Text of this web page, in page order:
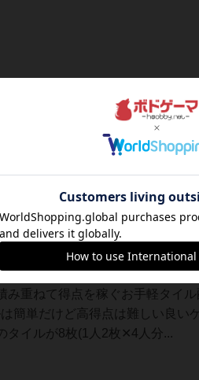
高得点！数字パズルで脳を刺
日々紹介中
たタイルを使って得...
重ねて得点を稼ぐお手軽タイ
簡単だけど高得点は難しい良い
タイルが8枚(1人2枚✕4人分...